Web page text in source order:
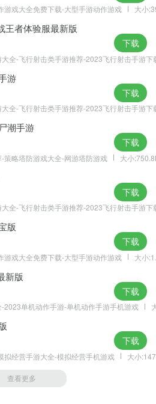
游戏大全免费下载-大型手游动作游戏 大小
王者体验服最新版
全-飞行射击类手游推荐-2023飞行射击手游下
下载
游
全-飞行射击类手游推荐-2023飞行射击手游下
下载
潮手游
策略塔防游戏大全-网游塔防游戏 大小
下载
全-飞行射击类手游推荐-2023飞行射击手游下
下载
版
游戏大全免费下载-大型手游动作游戏 大小
下载
新版
2023单机动作手游-单机动作手游手机游戏
下载
拟经营手游大全-模拟经营手机游戏 大小
下载
查看更多